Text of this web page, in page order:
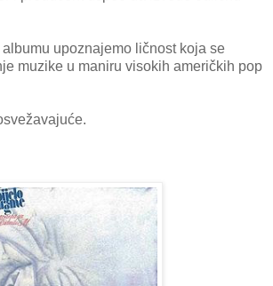
upoznajemo ličnost koja se
muzike u maniru visokih američkih pop